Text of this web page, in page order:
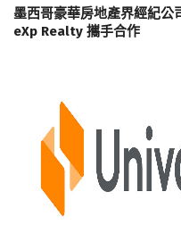
墨西哥豪華房地產界經紀
eXp Realty 攜手合作